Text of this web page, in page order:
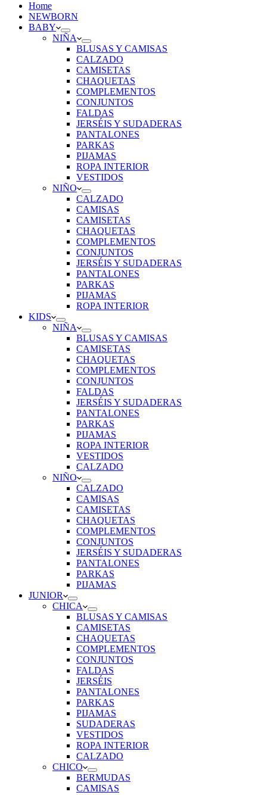
Home
NEWBORN
BABY
NIÑA
BLUSAS Y CAMISAS
CALZADO
CAMISETAS
CHAQUETAS
COMPLEMENTOS
CONJUNTOS
FALDAS
JERSÉIS Y SUDADERAS
PANTALONES
PARKAS
PIJAMAS
ROPA INTERIOR
VESTIDOS
NIÑO
CALZADO
CAMISAS
CAMISETAS
CHAQUETAS
COMPLEMENTOS
CONJUNTOS
JERSÉIS Y SUDADERAS
PANTALONES
PARKAS
PIJAMAS
ROPA INTERIOR
KIDS
NIÑA
BLUSAS Y CAMISAS
CAMISETAS
CHAQUETAS
COMPLEMENTOS
CONJUNTOS
FALDAS
JERSÉIS Y SUDADERAS
PANTALONES
PARKAS
PIJAMAS
ROPA INTERIOR
VESTIDOS
CALZADO
NIÑO
CALZADO
CAMISAS
CAMISETAS
CHAQUETAS
COMPLEMENTOS
CONJUNTOS
JERSÉIS Y SUDADERAS
PANTALONES
PARKAS
PIJAMAS
JUNIOR
CHICA
BLUSAS Y CAMISAS
CAMISETAS
CHAQUETAS
COMPLEMENTOS
CONJUNTOS
FALDAS
JERSÉIS
PANTALONES
PARKAS
PIJAMAS
SUDADERAS
VESTIDOS
ROPA INTERIOR
CALZADO
CHICO
BERMUDAS
CAMISAS